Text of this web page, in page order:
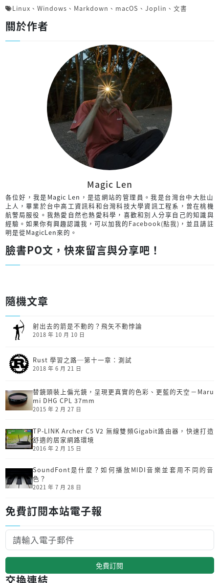
Linux 、 Windows 、 Markdown 、 macOS 、 Joplin 、 文書
關於作者
Magic Len
各位好，我是Magic Len，是這網站的管理員。我是台灣台中大肚山
上人，畢業於台中高工資訊科和台灣科技大學資訊工程系，曾在桃機
航警局服役。我熱愛自然也熱愛科學，喜歡和別人分享自己的知識與
經驗。如果你有興趣認識我，可以加我的Facebook(點我) ，並且請註
明是從MagicLen來的。
臉書PO文，快來留言與分享吧！
隨機文章
射出去的箭是不動的？飛矢不動悖論
2018 年 10 月 10 日
Rust 學習之路─第十一章：測試
2018 年 6 月 21 日
替鏡頭裝上偏光鏡，呈現更真實的色彩、更藍的天空－Maru
mi DHG CPL 37mm
2015 年 2 月 27 日
TP-LINK Archer C5 V2 無線雙頻Gigabit路由器，快速打造
舒適的居家網路環境
2016 年 2 月 15 日
SoundFont是什麼？如何播放MIDI音樂並套用不同的音
色？
2021 年 7 月 28 日
免費訂閱本站電子報
免費訂閱
交換連結